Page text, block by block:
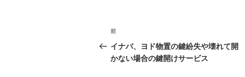
投
稿
ナ
前
の
投
前
イナバ、ヨド物置の鍵紛失や壊れて開
かない場合の鍵開けサービス